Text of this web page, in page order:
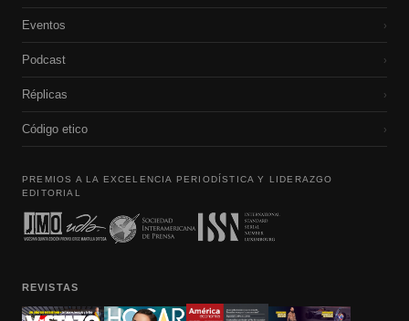
Eventos ›
Podcast ›
Réplicas ›
Código etico ›
PREMIOS A LA EXCELENCIA PERIODÍSTICA Y LIDERAZGO
EDITORIAL
REVISTAS